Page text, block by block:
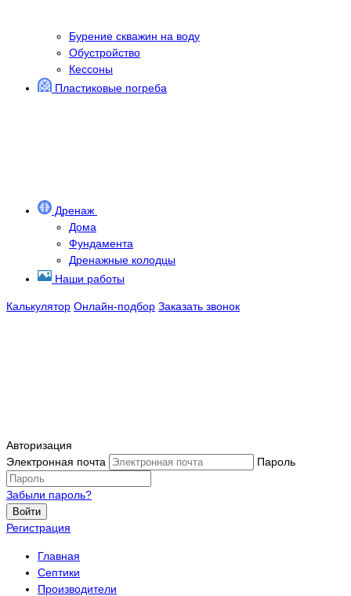
Бурение скважин на воду
Обустройство
Кессоны
Пластиковые погреба
Дренаж
Дома
Фундамента
Дренажные колодцы
Наши работы
Калькулятор Онлайн-подбор Заказать звонок
Авторизация
Электронная почта
Пароль
Забыли пароль?
Войти
Регистрация
Главная
Септики
Производители